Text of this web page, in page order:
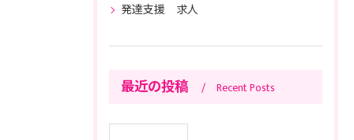
発達支援 求人
最近の投稿 Recent Posts